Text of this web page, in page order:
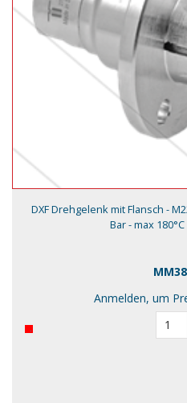
DXF Drehgelenk mit Flansch -
Bar - max
Anmelden, um